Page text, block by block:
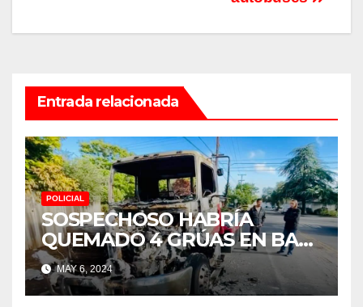
Entrada relacionada
POLICIAL
SOSPECHOSO HABRÍA
QUEMADO 4 GRÚAS EN BAY
POINT Y CONCORD
MAY 6, 2024